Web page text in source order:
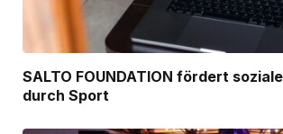
SALTO FOUNDATION fördert
durch Sport